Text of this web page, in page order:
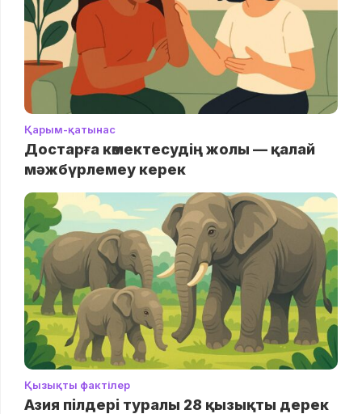
Қарым-қатынас
Достарға көмектесудің жолы — қалай
мәжбүрлемеу керек
Қызықты фактілер
Азия пілдері туралы 28 қызықты дерек